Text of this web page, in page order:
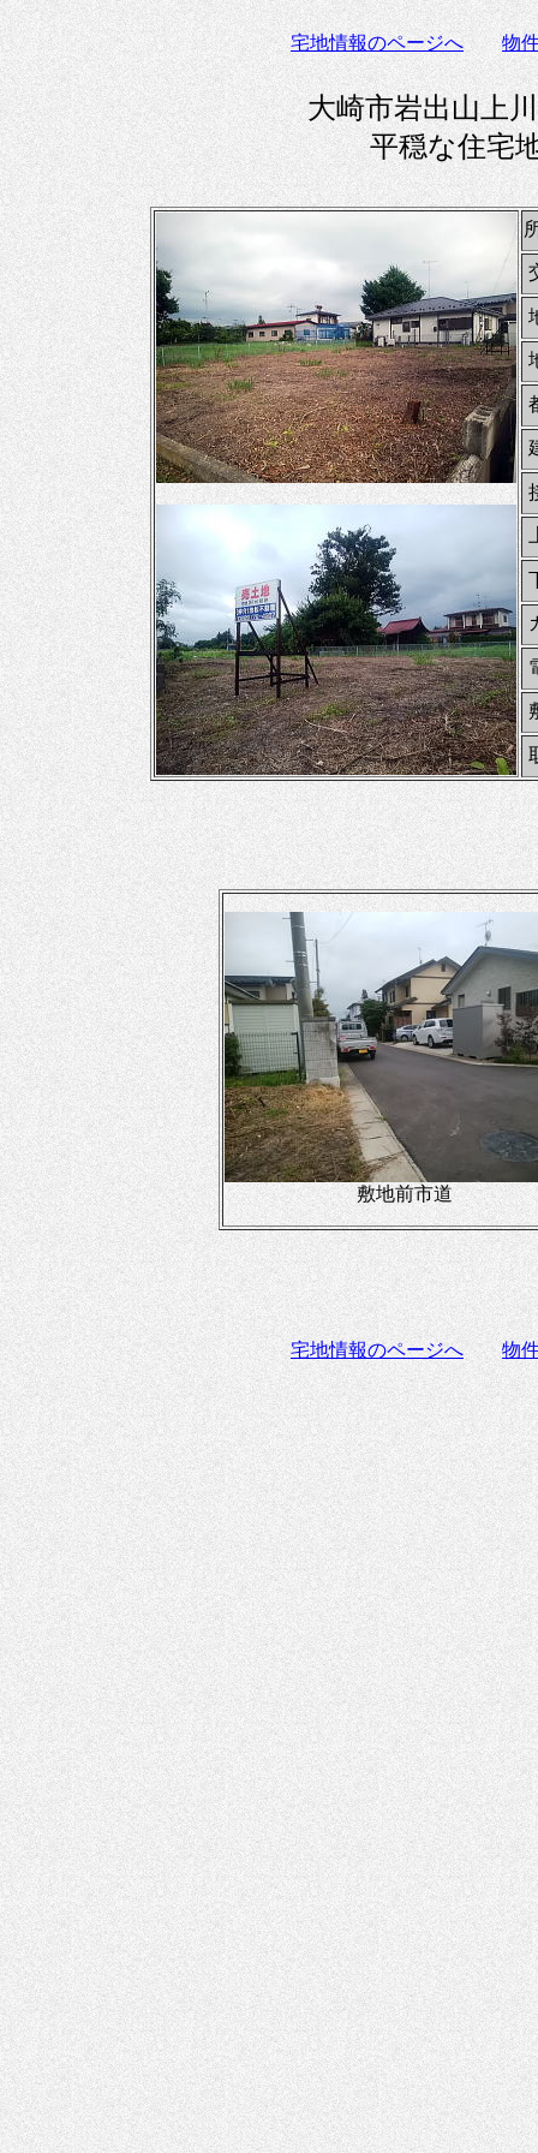
宅地情報のページへ 物
大崎市岩出山
平穏な住宅
敷地前市道
宅地情報のページへ 物